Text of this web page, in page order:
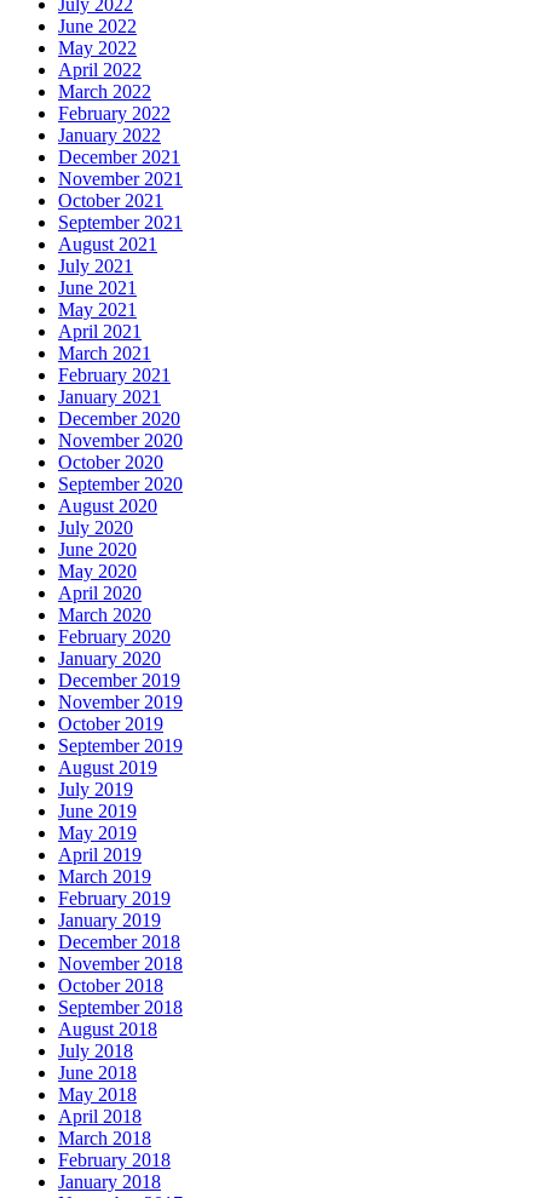
July 2022
June 2022
May 2022
April 2022
March 2022
February 2022
January 2022
December 2021
November 2021
October 2021
September 2021
August 2021
July 2021
June 2021
May 2021
April 2021
March 2021
February 2021
January 2021
December 2020
November 2020
October 2020
September 2020
August 2020
July 2020
June 2020
May 2020
April 2020
March 2020
February 2020
January 2020
December 2019
November 2019
October 2019
September 2019
August 2019
July 2019
June 2019
May 2019
April 2019
March 2019
February 2019
January 2019
December 2018
November 2018
October 2018
September 2018
August 2018
July 2018
June 2018
May 2018
April 2018
March 2018
February 2018
January 2018